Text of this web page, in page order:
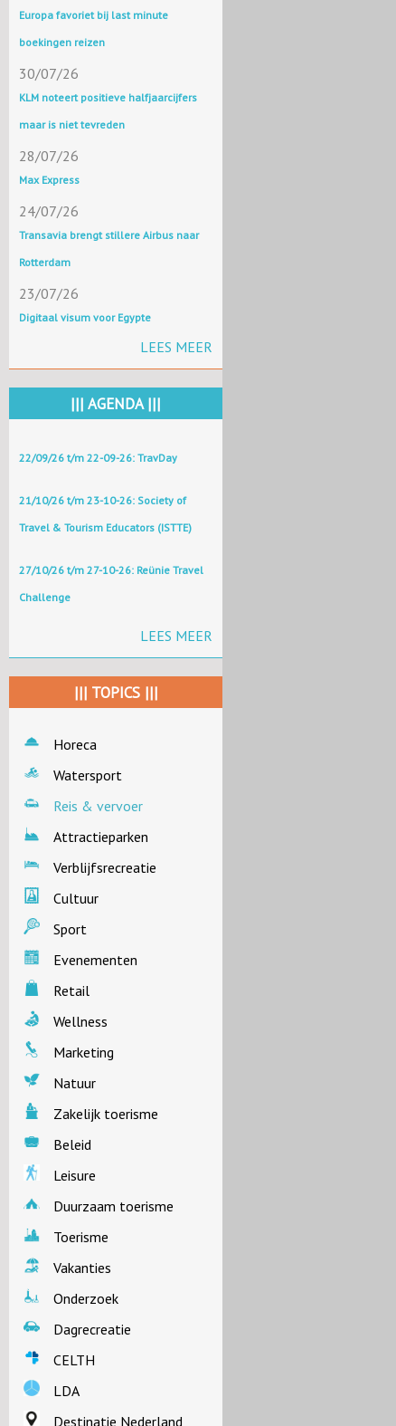
Europa favoriet bij last minute
boekingen reizen
30/07/26
KLM noteert positieve halfjaarcijfers
maar is niet tevreden
28/07/26
Max Express
24/07/26
Transavia brengt stillere Airbus naar
Rotterdam
23/07/26
Digitaal visum voor Egypte
LEES MEER
||| AGENDA |||
22/09/26 t/m 22-09-26: TravDay
21/10/26 t/m 23-10-26: Society of
Travel & Tourism Educators (ISTTE)
27/10/26 t/m 27-10-26: Reünie Travel
Challenge
LEES MEER
||| TOPICS |||
Horeca
Watersport
Reis & vervoer
Attractieparken
Verblijfsrecreatie
Cultuur
Sport
Evenementen
Retail
Wellness
Marketing
Natuur
Zakelijk toerisme
Beleid
Leisure
Duurzaam toerisme
Toerisme
Vakanties
Onderzoek
Dagrecreatie
CELTH
LDA
Destinatie Nederland